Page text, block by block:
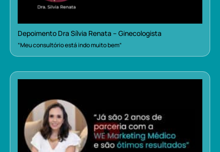
Depoimento Dra Sílvia Renata – Ginecologista
“Meu consultório está indo muito bem”